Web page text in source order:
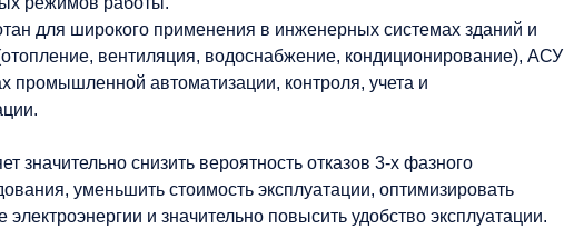
для широкого применения в инженерных системах зданий и
вентиляция, водоснабжение, кондиционирование), АСУ
промышленной автоматизации, контроля, учета и
значительно снизить вероятность отказов 3-х фазного
уменьшить стоимость эксплуатации, оптимизировать
электроэнергии и значительно повысить удобство эксплуатации.